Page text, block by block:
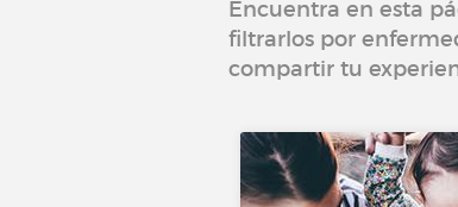
Encuentra en esta
filtrarlos por
compartir tu